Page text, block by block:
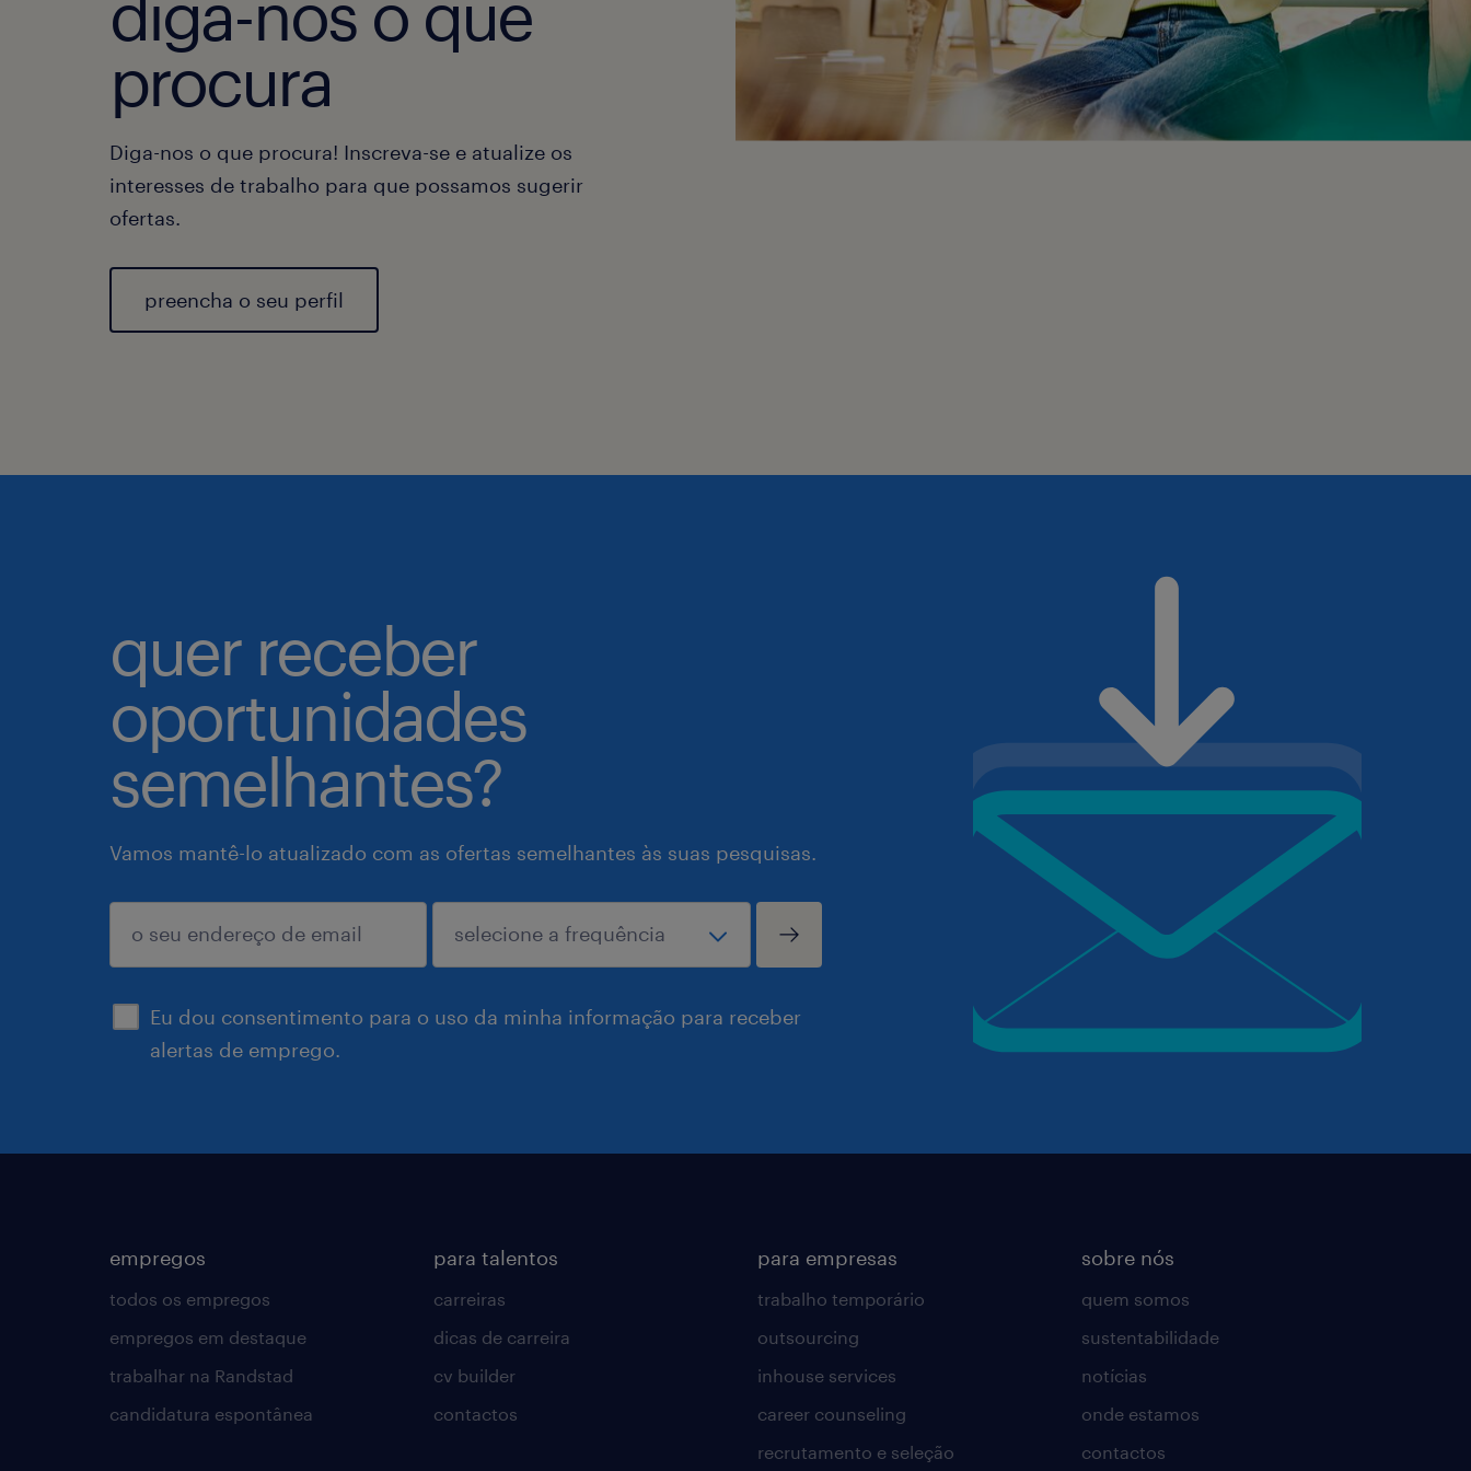
procura
Diga-nos o que procura! Inscreva-se e atualize os
interesses de trabalho para que possamos sugerir
ofertas.
preencha o seu perfil
quer receber
oportunidades
semelhantes?
Vamos mantê-lo atualizado com as ofertas semelhantes às suas pesquisas.
Eu dou consentimento para o uso da minha informação para receber
alertas de emprego.
enviar
empregos
todos os empregos
empregos em destaque
trabalhar na Randstad
candidatura espontânea
para talentos
carreiras
dicas de carreira
cv builder
contactos
para empresas
trabalho temporário
outsourcing
inhouse services
career counseling
recrutamento e seleção
sobre nós
quem somos
sustentabilidade
notícias
onde estamos
contactos